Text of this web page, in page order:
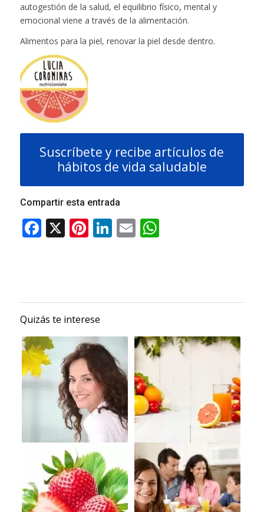
autogestión de la salud, el equilibrio físico, mental y
emocional viene a través de la alimentación.
Alimentos para la piel, renovar la piel desde dentro.
Suscríbete y recibe artículos de
hábitos de vida saludable
Compartir esta entrada
Quizás te interese